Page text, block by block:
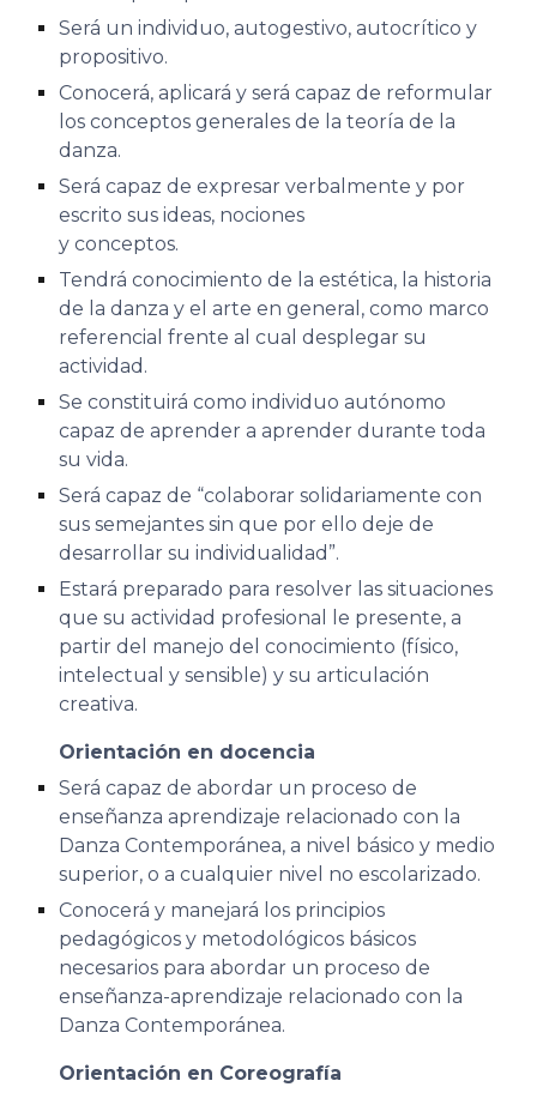
Será un individuo, autogestivo, autocrítico y
propositivo.
Conocerá, aplicará y será capaz de reformular
los conceptos generales de la teoría de la
danza.
Será capaz de expresar verbalmente y por
escrito sus ideas, nociones
y conceptos.
Tendrá conocimiento de la estética, la historia
de la danza y el arte en general, como marco
referencial frente al cual desplegar su
actividad.
Se constituirá como individuo autónomo
capaz de aprender a aprender durante toda
su vida.
Será capaz de “colaborar solidariamente con
sus semejantes sin que por ello deje de
desarrollar su individualidad”.
Estará preparado para resolver las situaciones
que su actividad profesional le presente, a
partir del manejo del conocimiento (físico,
intelectual y sensible) y su articulación
creativa.
Orientación en docencia
Será capaz de abordar un proceso de
enseñanza aprendizaje relacionado con la
Danza Contemporánea, a nivel básico y medio
superior, o a cualquier nivel no escolarizado.
Conocerá y manejará los principios
pedagógicos y metodológicos básicos
necesarios para abordar un proceso de
enseñanza-aprendizaje relacionado con la
Danza Contemporánea.
Orientación en Coreografía